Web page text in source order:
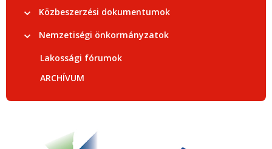
Közbeszerzési dokumentumok
Nemzetiségi önkormányzatok
Lakossági fórumok
ARCHÍVUM